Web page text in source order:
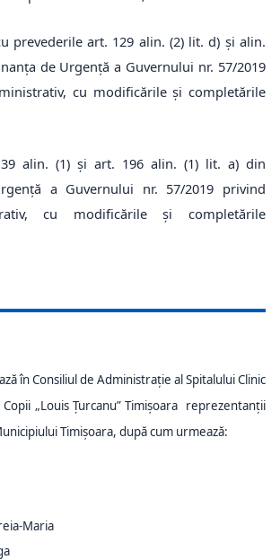
prevederile art. 129 alin. (2) lit. d) și alin.
de Urgență a Guvernului nr. 57/2019
cu modificările și completările
alin. (1) și art. 196 alin. (1) lit. a) din
a Guvernului nr. 57/2019 privind
cu modificările și completările
în Consiliul de Administrație al Spitalului Clinic
„Louis Țurcanu” Timișoara reprezentanții
Timișoara, după cum urmează:
Maria